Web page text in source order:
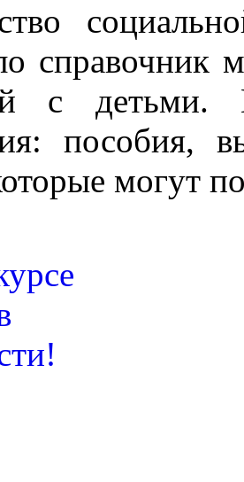
справочник
с детьми.
пособия,
могут